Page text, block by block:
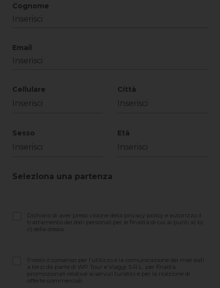
Cognome
Email
Cellulare Città
Sesso Età
Seleziona una partenza
Dichiaro di aver preso visione della privacy policy e autorizzo il
trattamento dei dati personali per le finalità di cui ai punti a) b)
c) della stessa.
Presto il consenso per l’utilizzo e la comunicazione dei miei dati
a terzi da parte di WP Tour e Viaggi S.R.L. per finalità
promozionali relative ai servizi turistici e per la ricezione di
offerte commerciali.